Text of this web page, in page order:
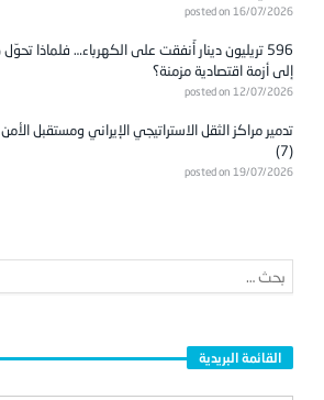
posted on 16/07/2026
596 تريليون دينار أُنفقت على الكهرباء… فلماذا
إلى أزمة اقتصادية مزمنة؟
posted on 12/07/2026
تدمير مراكز الثقل الاستراتيجي الإيراني ومستقبل
(7)
posted on 19/07/2026
القائمة البريدية